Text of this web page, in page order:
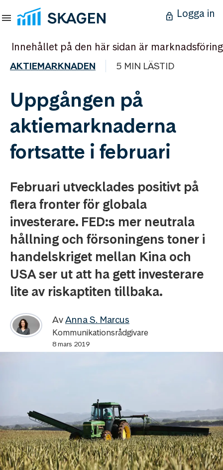
Logga in
Innehållet på den här sidan är marknadsföring
AKTIEMARKNADEN 5 MIN LÄSTID
Uppgången på
aktiemarknaderna
fortsatte i februari
Februari utvecklades positivt på
flera fronter för globala
investerare. FED:s mer neutrala
hållning och försoningens toner i
handelskriget mellan Kina och
USA ser ut att ha gett investerare
lite av riskaptiten tillbaka.
AvAnna S. Marcus
Kommunikationsrådgivare
8 mars 2019